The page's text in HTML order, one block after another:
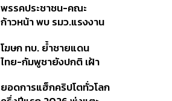
พรรคประชาชน-คณะ
ก้าวหน้า พบ รมว.แรงงาน
เบอร์รีฟินแลนด์
โฆษก ทบ. ย้ำชายแดน
ไทย-กัมพูชายังปกติ เฝ้า
ไม่เสียเปรียบเวทีโลก หลัง
ยอดการแฮ็กคริปโตทั่วโลก